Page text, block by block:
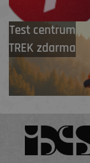
Test centrum
TREK zdarma